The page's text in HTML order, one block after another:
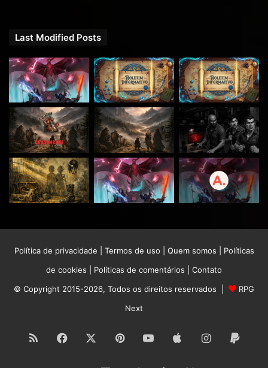
Last Modified Posts
Política de privacidade Termos de uso Quem somos
Políticas
de cookies
Políticas de comentários
Contato
© Copyright 2015-2026, Todos os direitos reservados |
RPG
Next
RSS Facebook PinterestYouTubeAppleInstagram